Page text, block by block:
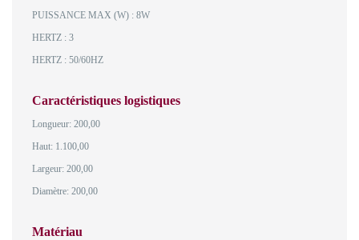
PUISSANCE MAX (W) : 8W
HERTZ : 3
HERTZ : 50/60HZ
Caractéristiques logistiques
Longueur: 200,00
Haut: 1.100,00
Largeur: 200,00
Diamètre: 200,00
Matériau